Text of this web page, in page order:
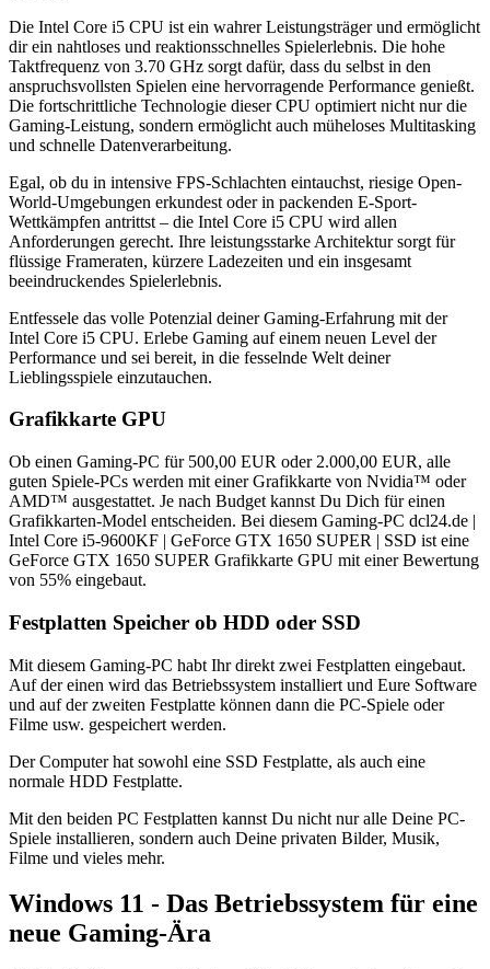
Die Intel Core i5 CPU ist ein wahrer Leistungsträger und ermöglicht
dir ein nahtloses und reaktionsschnelles Spielerlebnis. Die hohe
Taktfrequenz von 3.70 GHz sorgt dafür, dass du selbst in den
anspruchsvollsten Spielen eine hervorragende Performance genießt.
Die fortschrittliche Technologie dieser CPU optimiert nicht nur die
Gaming-Leistung, sondern ermöglicht auch müheloses Multitasking
und schnelle Datenverarbeitung.
Egal, ob du in intensive FPS-Schlachten eintauchst, riesige Open-
World-Umgebungen erkundest oder in packenden E-Sport-
Wettkämpfen antrittst – die Intel Core i5 CPU wird allen
Anforderungen gerecht. Ihre leistungsstarke Architektur sorgt für
flüssige Frameraten, kürzere Ladezeiten und ein insgesamt
beeindruckendes Spielerlebnis.
Entfessele das volle Potenzial deiner Gaming-Erfahrung mit der
Intel Core i5 CPU. Erlebe Gaming auf einem neuen Level der
Performance und sei bereit, in die fesselnde Welt deiner
Lieblingsspiele einzutauchen.
Grafikkarte GPU
Ob einen Gaming-PC für 500,00 EUR oder 2.000,00 EUR, alle
guten Spiele-PCs werden mit einer Grafikkarte von Nvidia™ oder
AMD™ ausgestattet. Je nach Budget kannst Du Dich für einen
Grafikkarten-Model entscheiden. Bei diesem Gaming-PC dcl24.de |
Intel Core i5-9600KF | GeForce GTX 1650 SUPER | SSD ist eine
GeForce GTX 1650 SUPER Grafikkarte GPU mit einer Bewertung
von 55% eingebaut.
Festplatten Speicher ob HDD oder SSD
Mit diesem Gaming-PC habt Ihr direkt zwei Festplatten eingebaut.
Auf der einen wird das Betriebssystem installiert und Eure Software
und auf der zweiten Festplatte können dann die PC-Spiele oder
Filme usw. gespeichert werden.
Der Computer hat sowohl eine SSD Festplatte, als auch eine
normale HDD Festplatte.
Mit den beiden PC Festplatten kannst Du nicht nur alle Deine PC-
Spiele installieren, sondern auch Deine privaten Bilder, Musik,
Filme und vieles mehr.
Windows 11 - Das Betriebssystem für eine
neue Gaming-Ära